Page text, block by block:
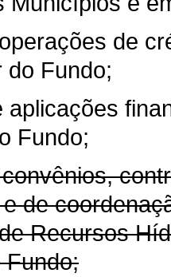
de
do Fundo;
aplicações
Fundo;
de
Recursos
Fundo;